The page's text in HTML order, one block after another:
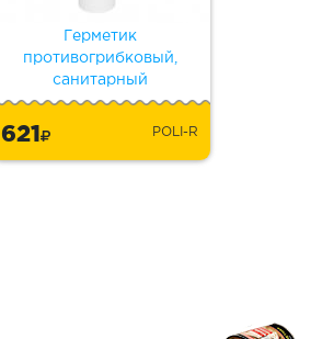
Герметик
противогрибковый,
санитарный
621 POLI-R